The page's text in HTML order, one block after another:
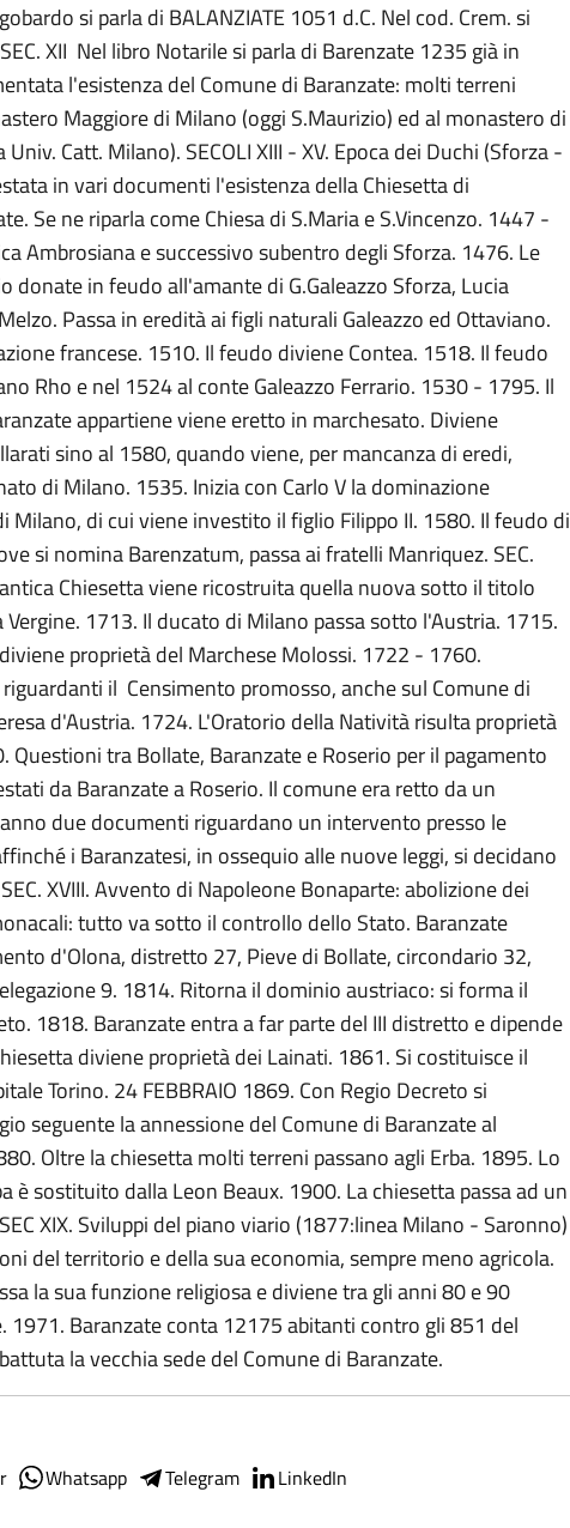
si parla di BALANZIATE 1051 d.C. Nel cod. Crem. si
XII Nel libro Notarile si parla di Barenzate 1235 già in
l'esistenza del Comune di Baranzate: molti terreni
Maggiore di Milano (oggi S.Maurizio) ed al monastero di
Catt. Milano). SECOLI XIII - XV. Epoca dei Duchi (Sforza -
in vari documenti l'esistenza della Chiesetta di
Se ne riparla come Chiesa di S.Maria e S.Vincenzo. 1447 -
Ambrosiana e successivo subentro degli Sforza. 1476. Le
donate in feudo all'amante di G.Galeazzo Sforza, Lucia
Passa in eredità ai figli naturali Galeazzo ed Ottaviano.
francese. 1510. Il feudo diviene Contea. 1518. Il feudo
Rho e nel 1524 al conte Galeazzo Ferrario. 1530 - 1795. Il
appartiene viene eretto in marchesato. Diviene
sino al 1580, quando viene, per mancanza di eredi,
di Milano. 1535. Inizia con Carlo V la dominazione
Milano, di cui viene investito il figlio Filippo II. 1580. Il feudo di
si nomina Barenzatum, passa ai fratelli Manriquez. SEC.
Chiesetta viene ricostruita quella nuova sotto il titolo
1713. Il ducato di Milano passa sotto l'Austria. 1715.
proprietà del Marchese Molossi. 1722 - 1760.
il Censimento promosso, anche sul Comune di
d'Austria. 1724. L'Oratorio della Natività risulta proprietà
Questioni tra Bollate, Baranzate e Roserio per il pagamento
da Baranzate a Roserio. Il comune era retto da un
due documenti riguardano un intervento presso le
i Baranzatesi, in ossequio alle nuove leggi, si decidano
XVIII. Avvento di Napoleone Bonaparte: abolizione dei
tutto va sotto il controllo dello Stato. Baranzate
d'Olona, distretto 27, Pieve di Bollate, circondario 32,
9. 1814. Ritorna il dominio austriaco: si forma il
1818. Baranzate entra a far parte del III distretto e dipende
diviene proprietà dei Lainati. 1861. Si costituisce il
Torino. 24 FEBBRAIO 1869. Con Regio Decreto si
seguente la annessione del Comune di Baranzate al
Oltre la chiesetta molti terreni passano agli Erba. 1895. Lo
è sostituito dalla Leon Beaux. 1900. La chiesetta passa ad un
XIX. Sviluppi del piano viario (1877:linea Milano - Saronno)
del territorio e della sua economia, sempre meno agricola.
la sua funzione religiosa e diviene tra gli anni 80 e 90
1971. Baranzate conta 12175 abitanti contro gli 851 del
la vecchia sede del Comune di Baranzate.
Whatsapp Telegram LinkedIn